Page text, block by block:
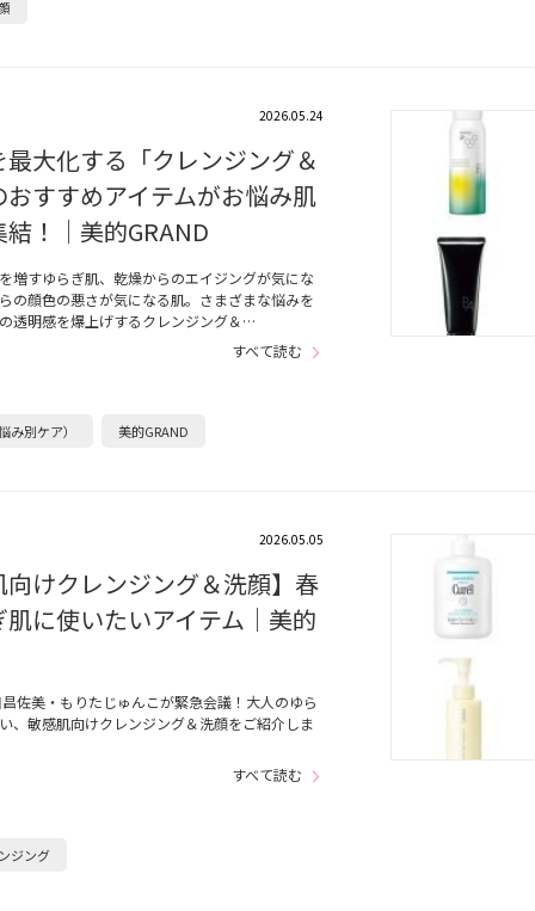
2026.05.24
最大化する「クレンジング＆
おすすめアイテムがお悩み肌
！｜美的GRAND
増すゆらぎ肌、乾燥からのエイジングが気にな
の顔色の悪さが気になる肌。さまざまな悩みを
透明感を爆上げするクレンジング＆…
すべて読む
み別ケア） 美的GRAND
2026.05.05
向けクレンジング＆洗顔】春
肌に使いたいアイテム｜美的
佐美・もりたじゅんこが緊急会議！大人のゆら
、敏感肌向けクレンジング＆洗顔をご紹介しま
すべて読む
ジング